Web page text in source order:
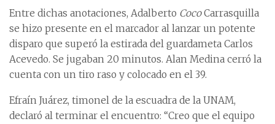
Entre dichas anotaciones, Adalberto CocoCarrasquilla
se hizo presente en el marcador al lanzar un potente
disparo que superó la estirada del guardameta Carlos
Acevedo. Se jugaban 20 minutos. Alan Medina cerró la
cuenta con un tiro raso y colocado en el 39.
Efraín Juárez, timonel de la escuadra de la UNAM,
declaró al terminar el encuentro: “Creo que el equipo